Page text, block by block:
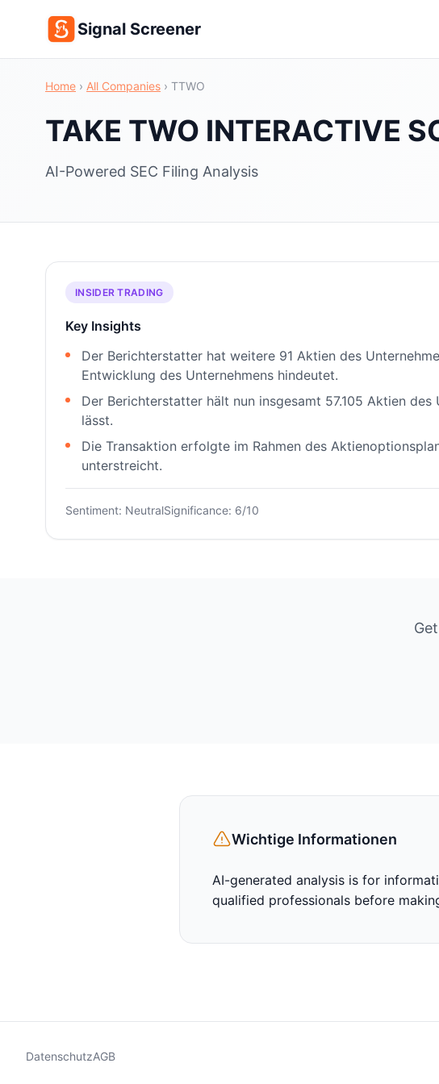
Signal Screener
Home › All Companies › TTWO
TAKE TWO INTERACTIVE
AI-Powered SEC Filing Analysis
INSIDER TRADING
Key Insights
Der Berichterstatter hat weitere 91 Aktien des
Entwicklung des Unternehmens hindeutet.
Der Berichterstatter hält nun insgesamt 57.105 Aktien
lässt.
Die Transaktion erfolgte im Rahmen des
unterstreicht.
Sentiment: NeutralSignificance: 6/10
Wichtige Informationen
AI-generated analysis is for
qualified professionals before
DatenschutzAGB